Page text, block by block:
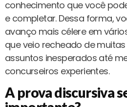
conhecimento que você
e completar. Dessa forma,
avanço mais célere em
que veio recheado de
assuntos inesperados até
concurseiros experientes.
A prova discursiva